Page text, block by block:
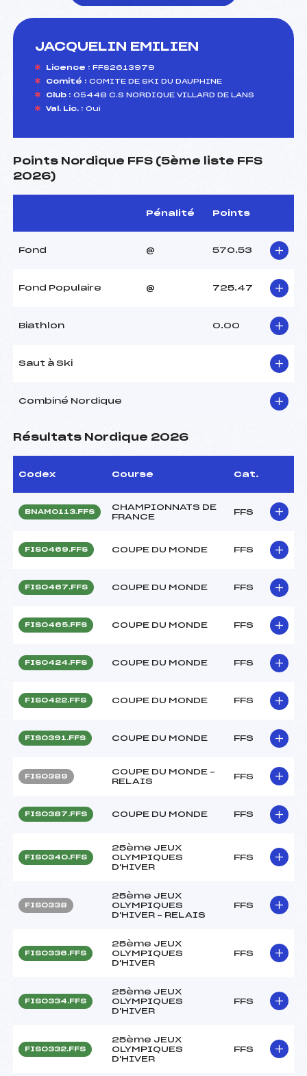
JACQUELIN EMILIEN
Licence : FFS2613979
Comité : COMITE DE SKI DU DAUPHINE
Club : 05448 C.S NORDIQUE VILLARD DE LANS
Val. Lic. : Oui
Points Nordique FFS (5ème liste FFS
2026)
Pénalité Points
Fond @ 570.53
Fond Populaire @ 725.47
Biathlon 0.00
Saut à Ski
Combiné Nordique
Résultats Nordique 2026
Codex Course Cat.
BNAM0113.FFS
CHAMPIONNATS DE
FRANCE
FFS
FIS0469.FFS COUPE DU MONDE FFS
FIS0467.FFS COUPE DU MONDE FFS
FIS0465.FFS COUPE DU MONDE FFS
FIS0424.FFS COUPE DU MONDE FFS
FIS0422.FFS COUPE DU MONDE FFS
FIS0391.FFS COUPE DU MONDE FFS
FIS0389
COUPE DU MONDE –
RELAIS
FFS
FIS0387.FFS COUPE DU MONDE FFS
FIS0340.FFS
25ème JEUX
OLYMPIQUES
D'HIVER
FFS
FIS0338
25ème JEUX
OLYMPIQUES
D'HIVER – RELAIS
FFS
FIS0336.FFS
25ème JEUX
OLYMPIQUES
D'HIVER
FFS
FIS0334.FFS
25ème JEUX
OLYMPIQUES
D'HIVER
FFS
FIS0332.FFS
25ème JEUX
OLYMPIQUES
D'HIVER
FFS